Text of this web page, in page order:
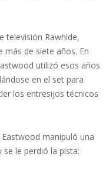
televisión Rawhide,
más de siete años. En
utilizó esos años
en el set para
los entresijos técnicos
manipuló una
se le perdió la pista: